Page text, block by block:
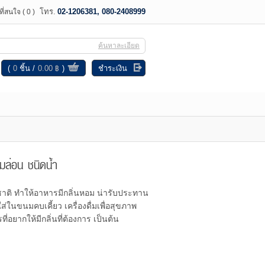
โทร. 02-1206381, 080-2408999
สนใจ ( 0 )
ค้นหาละเอียด
( 0 ชิ้น 0.00 ฿ ) ชำระเงิน
ล่อน ชนิดน้ำ
ติ ทำให้อาหารมีกลิ่นหอม น่ารับประทาน
ในขนมคบเคี้ยว เครื่องดื่มเพื่อสุขภาพ
อยากให้มีกลิ่นที่ต้องการ เป็นต้น